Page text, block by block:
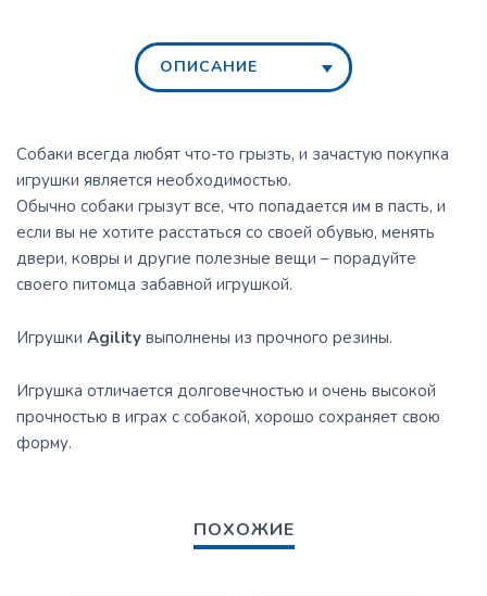
ОПИСАНИЕ
Собаки всегда любят что-то грызть, и зачастую покупка
игрушки является необходимостью.
Обычно собаки грызут все, что попадается им в пасть, и
если вы не хотите расстаться со своей обувью, менять
двери, ковры и другие полезные вещи – порадуйте
своего питомца забавной игрушкой.
Игрушки Agility выполнены из прочного резины.
Игрушка отличается долговечностью и очень высокой
прочностью в играх с собакой, хорошо сохраняет свою
форму.
ПОХОЖИЕ